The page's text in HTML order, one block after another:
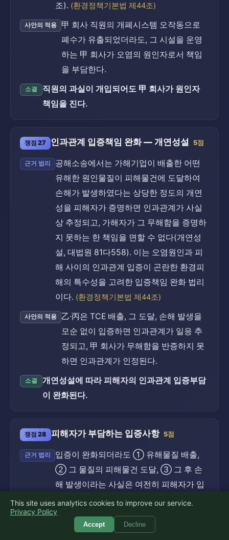
조). (환경정책기본법 제44조)
사안의 적용
甲 회사 직원의 개폐시스템 오작동으로
폐수가 유출되었더라도, 그 시설을 운영
하는 甲 회사가 오염의 원인자로서 책임
을 부담한다.
소결
직원의 과실이 개입되어도 甲 회사가 원인자
책임을 진다.
쟁점 27 인과관계 입증책임 완화 — 개연성설 5점
근거 법리
공해소송에서는 가해기업이 배출한 어떤
유해한 원인물질이 피해물건에 도달하여
손해가 발생하였다는 상당한 정도의 개연
성을 피해자가 증명하면 인과관계가 사실
상 추정되고, 가해자가 그 무해함을 증명하
지 못하는 한 책임을 면할 수 없다(개연성
설, 대법원 81다558). 이는 오염원인과 피
해 사이의 인과관계 입증이 곤란한 환경피
해의 특수성을 고려한 입증책임 완화 법리
이다. (환경정책기본법 제44조)
사안의 적용
乙·丙은 TCE 배출, 그 도달, 손해 발생을
모순 없이 입증하면 인과관계가 일응 추
정되고, 甲 회사가 무해함을 반증하지 못
하면 인과관계가 인정된다.
소결
개연성설에 따라 피해자의 인과관계 입증부담
이 완화된다.
쟁점 28 피해자가 부담하는 입증사항 5점
근거 법리
입증이 완화되더라도 ① 유해물질 배출,
② 그 물질의 피해물건 도달, ③ 그 후 손
해 발생이라는 사실은 여전히 피해자가 입
증하여야 한다(대법원 81다558).(환경정책
기본법 제44조)
TCE가 함유된 폐수가 배출되어 하류로
This site uses analytics cookies to improve our service.
Privacy Policy
Accept Decline